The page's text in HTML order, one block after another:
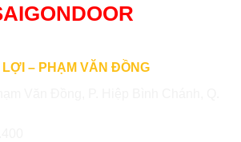
– PHẠM VĂN ĐỒNG